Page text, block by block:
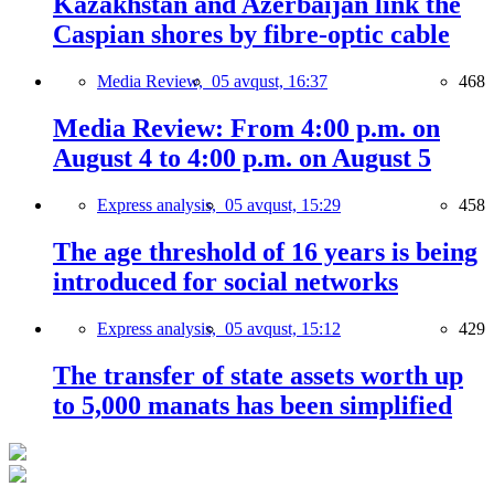
Caspian shores by fibre-optic cable
Media Review, 05 avqust, 16:37 468
Media Review: From 4:00 p.m. on
August 4 to 4:00 p.m. on August 5
Express analysis, 05 avqust, 15:29 458
The age threshold of 16 years is being
introduced for social networks
Express analysis, 05 avqust, 15:12 429
The transfer of state assets worth up
to 5,000 manats has been simplified